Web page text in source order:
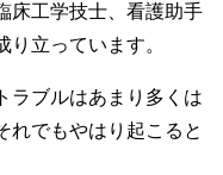
床工学技士、看護助手
立っています。
ラブルはあまり多くは
れでもやはり起こると